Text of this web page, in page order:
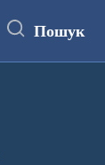
Пошук